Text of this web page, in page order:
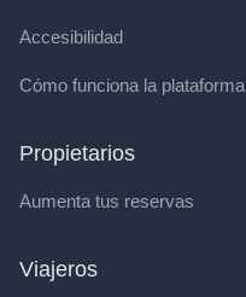
Accesibilidad
Cómo funciona la plataforma
Propietarios
Aumenta tus reservas
Viajeros